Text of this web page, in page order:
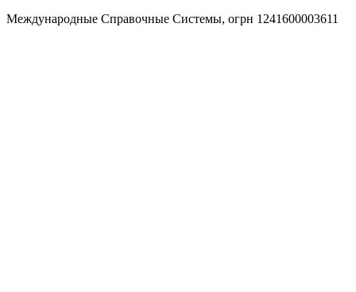
Международные Справочные Системы, огрн 1241600003611